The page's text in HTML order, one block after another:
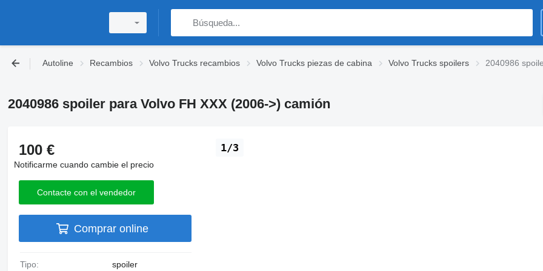
Autoline Recambios Volvo Trucks recambios Volvo Trucks piezas de cabina Volvo Trucks spoilers 2040986
2040986 spoiler para Volvo FH XXX (2006->) camión
1/3
100 €
Notificarme cuando cambie el precio
Contacte con el vendedor
Comprar online
Tipo: spoiler